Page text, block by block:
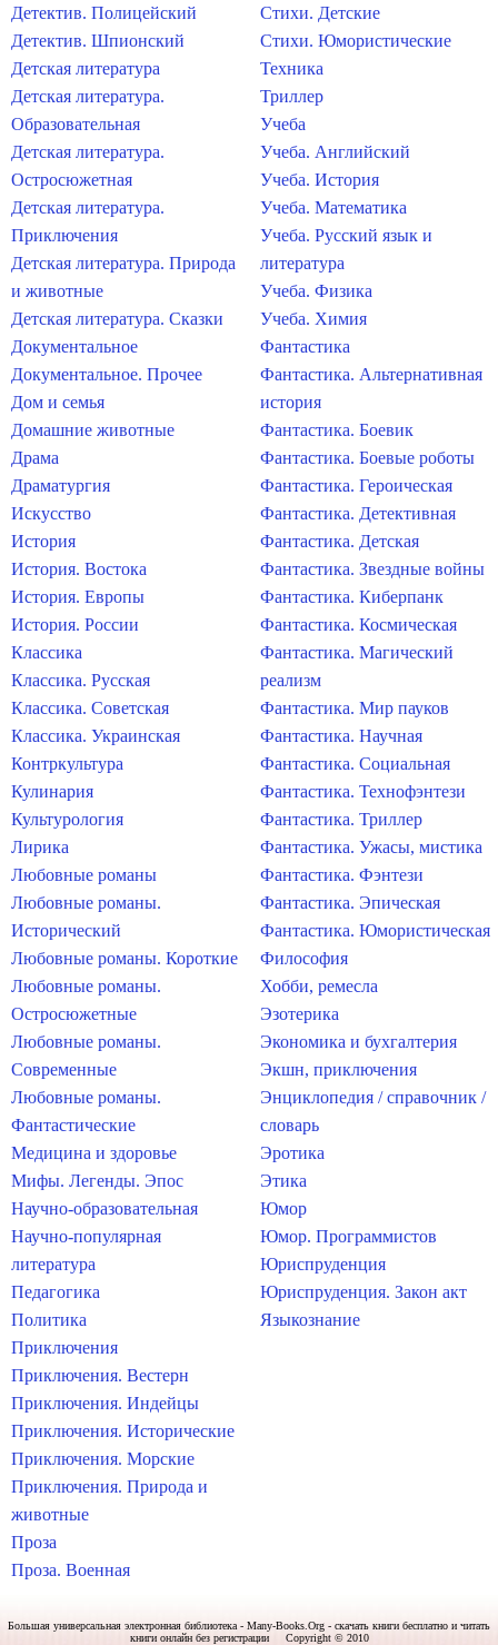
Детектив. Полицейский
Детектив. Шпионский
Детская литература
Детская литература.
Образовательная
Детская литература.
Остросюжетная
Детская литература.
Приключения
Детская литература. Природа
и животные
Детская литература. Сказки
Документальное
Документальное. Прочее
Дом и семья
Домашние животные
Драма
Драматургия
Искусство
История
История. Востока
История. Европы
История. России
Классика
Классика. Русская
Классика. Советская
Классика. Украинская
Контркультура
Кулинария
Культурология
Лирика
Любовные романы
Любовные романы.
Исторический
Любовные романы. Короткие
Любовные романы.
Остросюжетные
Любовные романы.
Современные
Любовные романы.
Фантастические
Медицина и здоровье
Мифы. Легенды. Эпос
Научно-образовательная
Научно-популярная
литература
Педагогика
Политика
Приключения
Приключения. Вестерн
Приключения. Индейцы
Приключения. Исторические
Приключения. Морские
Приключения. Природа и
животные
Проза
Проза. Военная
Стихи. Детские
Стихи. Юмористические
Техника
Триллер
Учеба
Учеба. Английский
Учеба. История
Учеба. Математика
Учеба. Русский язык и
литература
Учеба. Физика
Учеба. Химия
Фантастика
Фантастика. Альтернативная
история
Фантастика. Боевик
Фантастика. Боевые роботы
Фантастика. Героическая
Фантастика. Детективная
Фантастика. Детская
Фантастика. Звездные войны
Фантастика. Киберпанк
Фантастика. Космическая
Фантастика. Магический
реализм
Фантастика. Мир пауков
Фантастика. Научная
Фантастика. Социальная
Фантастика. Технофэнтези
Фантастика. Триллер
Фантастика. Ужасы, мистика
Фантастика. Фэнтези
Фантастика. Эпическая
Фантастика. Юмористическая
Философия
Хобби, ремесла
Эзотерика
Экономика и бухгалтерия
Экшн, приключения
Энциклопедия / справочник /
словарь
Эротика
Этика
Юмор
Юмор. Программистов
Юриспруденция
Юриспруденция. Закон акт
Языкознание
Большая универсальная электронная библиотека - Many-Books.Org - скачать книги бесплатно и читать
книги онлайн без регистрации Copyright © 2010